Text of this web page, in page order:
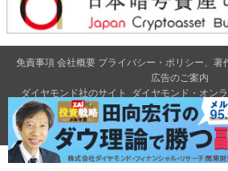
免責事項 会社概要 プライバシー・ポリシー、著
広告のご案内
ダイヤモンド社のサイト
ダイヤモンド・オン
ザイ・オンライン| クリプトインサ
2026 Diamond Financial Research,Inc